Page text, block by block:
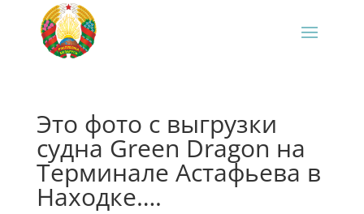
‍Это фото с выгрузки
судна Green Dragon на
Терминале Астафьева в
Находке….